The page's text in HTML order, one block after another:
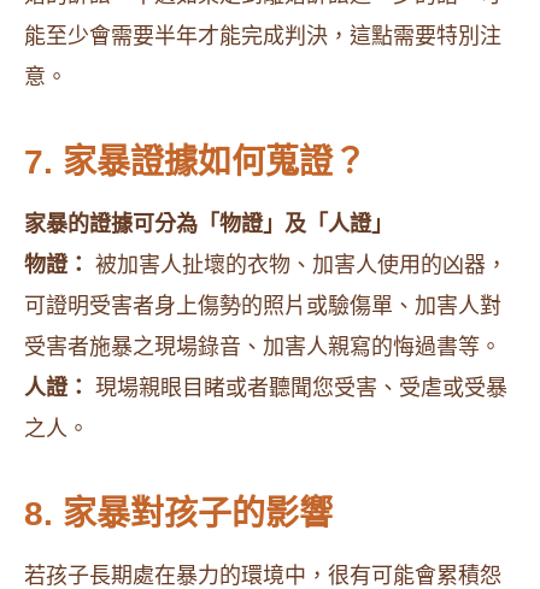
能至少會需要半年才能完成判決，這點需要特別注
意。
7. 家暴證據如何蒐證？
家暴的證據可分為「物證」及「人證」
物證： 被加害人扯壞的衣物、加害人使用的凶器，
可證明受害者身上傷勢的照片或驗傷單、加害人對
受害者施暴之現場錄音、加害人親寫的悔過書等。
人證： 現場親眼目睹或者聽聞您受害、受虐或受暴
之人。
8. 家暴對孩子的影響
若孩子長期處在暴力的環境中，很有可能會累積怨